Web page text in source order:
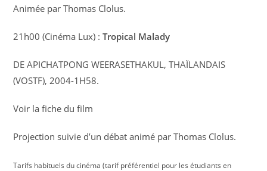
Animée par Thomas Clolus.
21h00 (Cinéma Lux) :Tropical Malady
DE APICHATPONG WEERASETHAKUL, THAÏLANDAIS
(VOSTF), 2004-1H58.
Voir la fiche du film
Projection suivie d’un débat animé par Thomas Clolus.
Tarifs habituels du cinéma (tarif préférentiel pour les étudiants en